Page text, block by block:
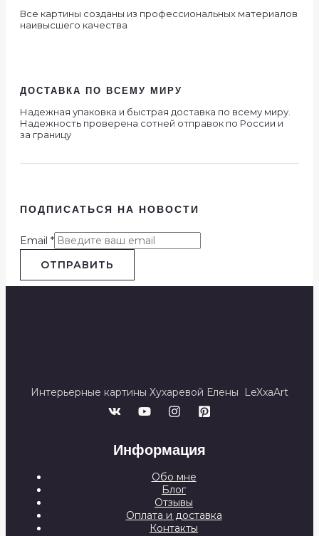
Все картины созданы из профессиональных материалов
наивысшего качества
ДОСТАВКА ПО ВСЕМУ МИРУ
Надежная упаковка и быстрая доставка по всему миру.
Надежность проверена сотней отправок по России и
за границу
ПОДПИСАТЬСЯ НА НОВОСТИ
Email *
ОТПРАВИТЬ
Интерьерные картины Хухаревой Елены LeXxaArt
Информация
Обо мне
Блог
Отзывы
Оплата и доставка
Контакты